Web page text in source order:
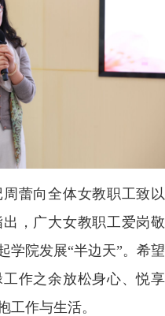
蕾向全体女教职工致以
，广大女教职工爱岗敬
学院发展“半边天”。希望
作之余放松身心、悦享
工作与生活。